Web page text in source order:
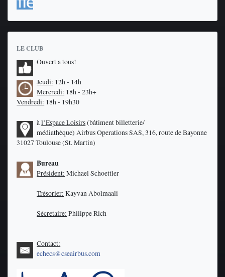
LE CLUB
Ouvert a tous!
Jeudi: 12h - 14h
Mercredi: 18h - 23h+
Vendredi: 18h - 19h30
àl’Espace Loisirs(bâtiment billetterie/
médiathèque)Airbus Operations SAS, 316, route de Bayonne
31027 Toulouse (St. Martin)
Bureau
Président: Michael Schoettler
Trésorier: Kayvan Abolmaali
Sécretaire: Philippe Rich
Contact:
echecs@cseairbus.com